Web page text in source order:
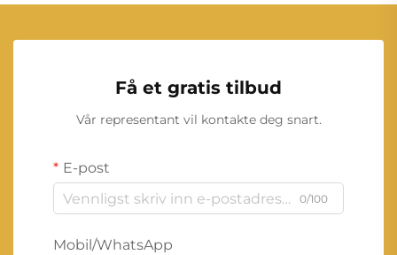
Få et gratis tilbud
Vår representant vil kontakte deg snart.
E-post
0/100
Mobil/WhatsApp